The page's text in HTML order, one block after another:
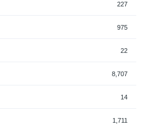
227
975
22
8,707
14
1,711